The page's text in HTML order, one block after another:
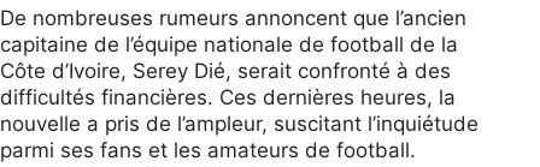
De nombreuses rumeurs annoncent que l’ancien
capitaine de l’équipe nationale de football de la
Côte d’Ivoire, Serey Dié, serait confronté à des
difficultés financières. Ces dernières heures, la
nouvelle a pris de l’ampleur, suscitant l’inquiétude
parmi ses fans et les amateurs de football.